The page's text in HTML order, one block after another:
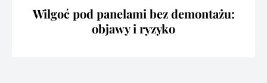
Wilgoć pod panelami bez demontażu:
objawy i ryzyko